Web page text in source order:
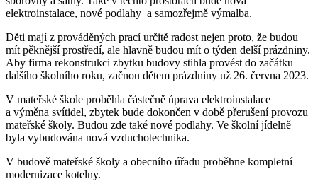
elektroinstalace, nové podlahy a samozřejmě výmalba.
Děti mají z prováděných prací určitě radost nejen proto, že budou
mít pěknější prostředí, ale hlavně budou mít o týden delší prázdniny.
Aby firma rekonstrukci zbytku budovy stihla provést do začátku
dalšího školního roku, začnou dětem prázdniny už 26. června 2023.
V mateřské škole proběhla částečně úprava elektroinstalace
a výměna svítidel, zbytek bude dokončen v době přerušení provozu
mateřské školy. Budou zde také nové podlahy. Ve školní jídelně
byla vybudována nová vzduchotechnika.
V budově mateřské školy a obecního úřadu proběhne kompletní
modernizace kotelny.